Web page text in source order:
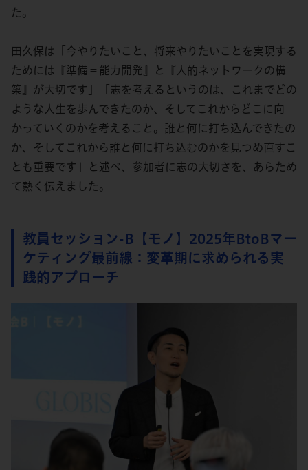
た。
田久保は「今やりたいこと、将来やりたいことを実現する
ためには『準備＝能力開発』と『人的ネットワークの構
築』が大切です」「志を考えるというのは、これまでどの
ような人生を歩んできたのか、そしてこれからどこに向
かっていくのかを考えること。誰と何に打ち込んできたの
か、そしてこれから誰と何に打ち込むのかを見つめ直すこ
とも重要です」と述べ、参加者に志の大切さを、あらため
て熱く伝えました。
教員セッション-B【モノ】2025年BtoBマー
ケティング最前線：変革期に求められる実
践的アプローチ